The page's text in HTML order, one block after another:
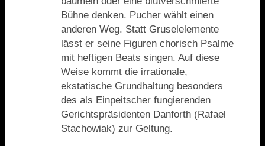
Bühne denken. Pucher wählt einen
anderen Weg. Statt Gruselelemente
lässt er seine Figuren chorisch Psalme
mit heftigen Beats singen. Auf diese
Weise kommt die irrationale,
ekstatische Grundhaltung besonders
des als Einpeitscher fungierenden
Gerichtspräsidenten Danforth (Rafael
Stachowiak) zur Geltung.